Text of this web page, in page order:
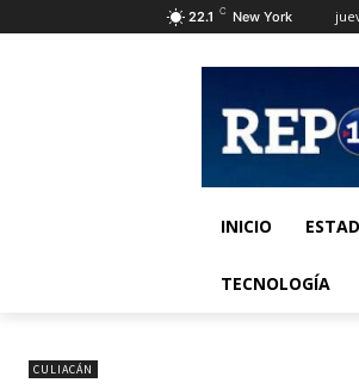
22.1 C New York
INICIO
TECNOLOGÍA
CULIACÁN